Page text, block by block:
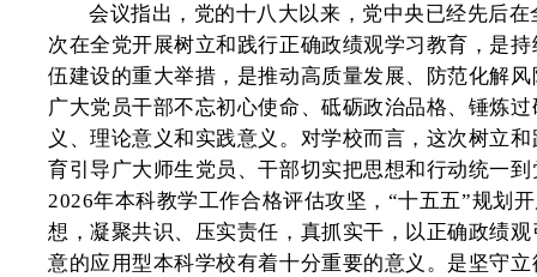
会议指出，党的十八大以来，党中央已经先后
次在全党开展树立和践行正确政绩观学习教育，是
伍建设的重大举措，是推动高质量发展、防范化解
广大党员干部不忘初心使命、砥砺政治品格、锤炼
义、理论意义和实践意义。对学校而言，这次树立
育引导广大师生党员、干部切实把思想和行动统一
2026年本科教学工作合格评估攻坚，“十五五”规划
想，凝聚共识、压实责任，真抓实干，以正确政绩
意的应用型本科学校有着十分重要的意义。是坚守